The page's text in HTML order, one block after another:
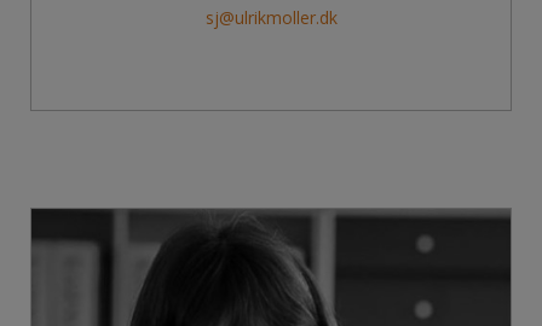
sj@ulrikmoller.dk